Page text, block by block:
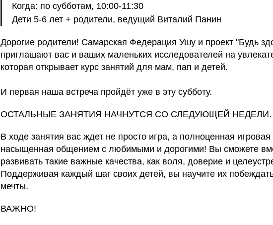
Когда: по субботам, 10:00-11:30
Дети 5-6 лет + родители, ведущий Виталий Панин
Дорогие родители! Самарская Федерация Ушу и проект "Будь
приглашают вас и ваших маленьких исследователей на
которая открывает курс занятий для мам, пап и детей.
И первая наша встреча пройдёт уже в эту субботу.
ОСТАЛЬНЫЕ ЗАНЯТИЯ НАЧНУТСЯ СО СЛЕДУЮЩЕЙ НЕДЕЛИ.
В ходе занятия вас ждет не просто игра, а полноценная игровая
насыщенная общением с любимыми и дорогими! Вы сможете
развивать такие важные качества, как воля, доверие и
Поддерживая каждый шаг своих детей, вы научите их побеждать
мечты.
ВАЖНО!